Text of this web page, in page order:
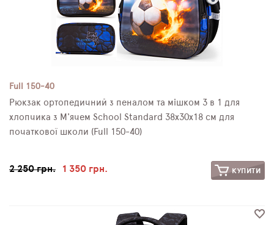
Full 150-40
Рюкзак ортопедичний з пеналом та мішком 3 в 1 для
хлопчика з М'ячем School Standard 38х30х18 см для
початкової школи (Full 150-40)
2 250 грн. 1 350 грн. КУПИТИ